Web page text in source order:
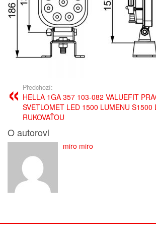
Předchozí:
HELLA 1GA 357 103-082 VALUEFIT
SVETLOMET LED 1500 LUMENU S1500
RUKOVAŤOU
O autorovi
miro miro